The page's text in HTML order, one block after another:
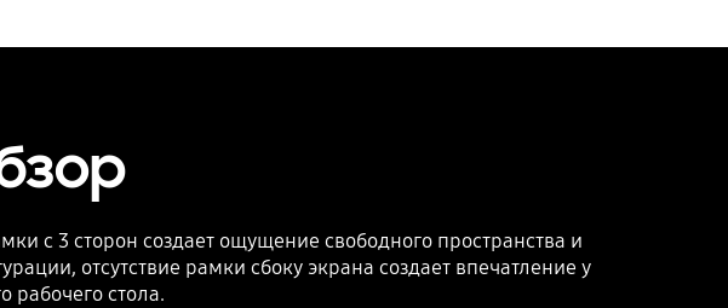
с 3 сторон создает ощущение свободного пространства и
отсутствие рамки сбоку экрана создает впечатление у
рабочего стола.